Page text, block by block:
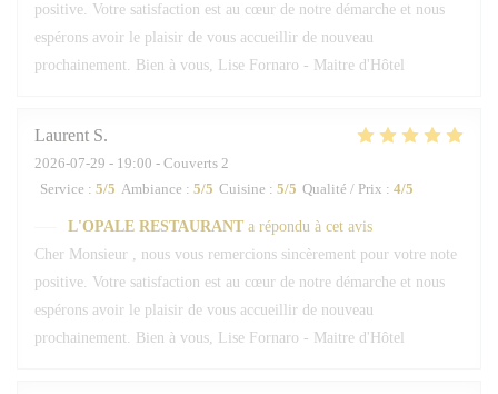
positive. Votre satisfaction est au cœur de notre démarche et nous
espérons avoir le plaisir de vous accueillir de nouveau
prochainement. Bien à vous, Lise Fornaro - Maitre d'Hôtel
Laurent S
2026-07-29 - 19:00 - Couverts 2
Service : 5/5 Ambiance : 5/5 Cuisine : 5/5 Qualité / Prix : 4/5
L'OPALE RESTAURANT a répondu à cet avis
Cher Monsieur , nous vous remercions sincèrement pour votre note
positive. Votre satisfaction est au cœur de notre démarche et nous
espérons avoir le plaisir de vous accueillir de nouveau
prochainement. Bien à vous, Lise Fornaro - Maitre d'Hôtel